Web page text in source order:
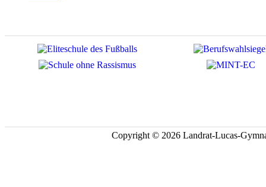
Copyright © 2026 Landrat-Lucas-